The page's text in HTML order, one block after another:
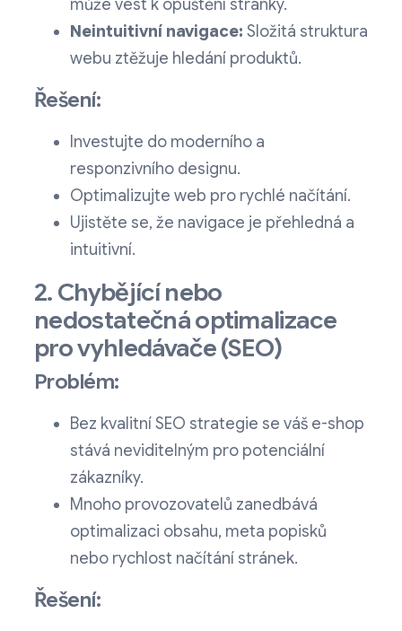
může vést k opuštění stránky.
Neintuitivní navigace: Složitá struktura
webu ztěžuje hledání produktů.
Řešení:
Investujte do moderního a
responzivního designu.
Optimalizujte web pro rychlé načítání.
Ujistěte se, že navigace je přehledná a
intuitivní.
2. Chybějící nebo
nedostatečná optimalizace
pro vyhledávače (SEO)
Problém:
Bez kvalitní SEO strategie se váš e-shop
stává neviditelným pro potenciální
zákazníky.
Mnoho provozovatelů zanedbává
optimalizaci obsahu, meta popisků
nebo rychlost načítání stránek.
Řešení: